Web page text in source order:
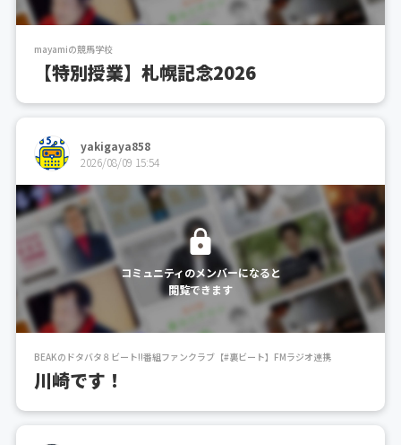
mayamiの競馬学校
【特別授業】札幌記念2026
yakigaya858
2026/08/09 15:54
コミュニティのメンバーになると
閲覧できます
BEAKのドタバタ８ビート!!番組ファンクラブ【#裏ビート】FMラジオ連携
川崎です！